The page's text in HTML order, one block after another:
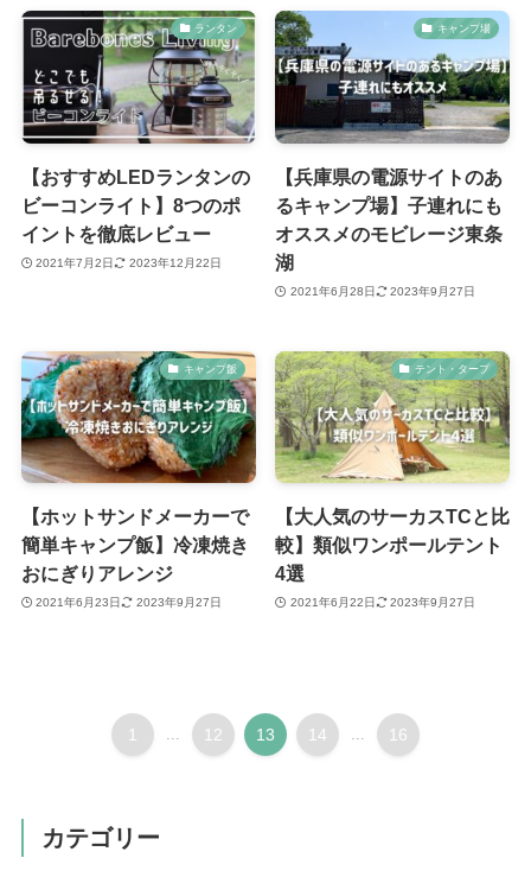
ランタン
【おすすめLEDランタンの
ビーコンライト】8つのポ
イントを徹底レビュー
2021年7月2日 2023年12月22日
キャンプ場
【兵庫県の電源サイトのあ
るキャンプ場】子連れにも
オススメのモビレージ東条
湖
2021年6月28日 2023年9月27日
キャンプ飯
【ホットサンドメーカーで
簡単キャンプ飯】冷凍焼き
おにぎりアレンジ
2021年6月23日 2023年9月27日
テント・タープ
【大人気のサーカスTCと比
較】類似ワンポールテント
4選
2021年6月22日 2023年9月27日
1 ... 12 13 14 ... 16
カテゴリー